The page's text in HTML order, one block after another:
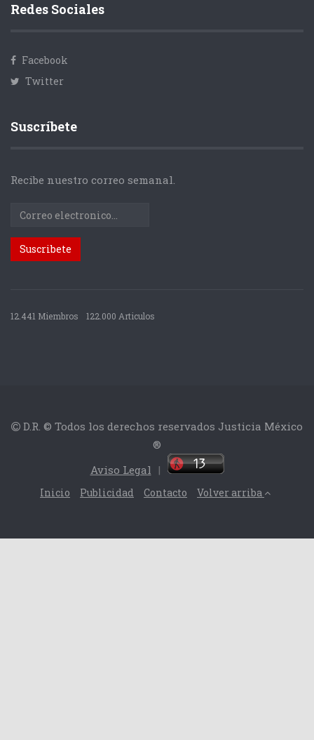
Redes Sociales
Facebook
Twitter
Suscríbete
Recibe nuestro correo semanal.
12.441 Miembros 122.000 Articulos
D.R. © Todos los derechos reservados Justicia México
®
Aviso Legal |
Inicio Publicidad Contacto Volver arriba